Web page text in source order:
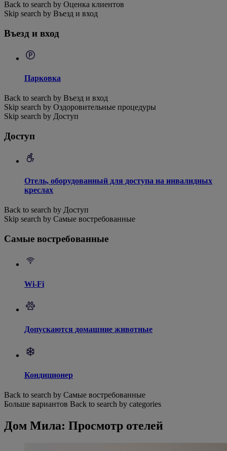
Back to search by Оценка клиентов
Skip search by Въезд и вход
Въезд и вход
Парковка
Back to search by Въезд и вход
Skip search by Оздоровительные процедуры
Skip search by Доступ
Доступ
Отель, оборудованный для доступа на инвалидных
креслах
Back to search by Доступ
Skip search by Самые востребованные
Самые востребованные
Wi-Fi
Допускаются домашние животные
Кондиционер
Back to search by Самые востребованные
Больше вариантов Back to search by categories
Дом Мила: Просмотр отелей